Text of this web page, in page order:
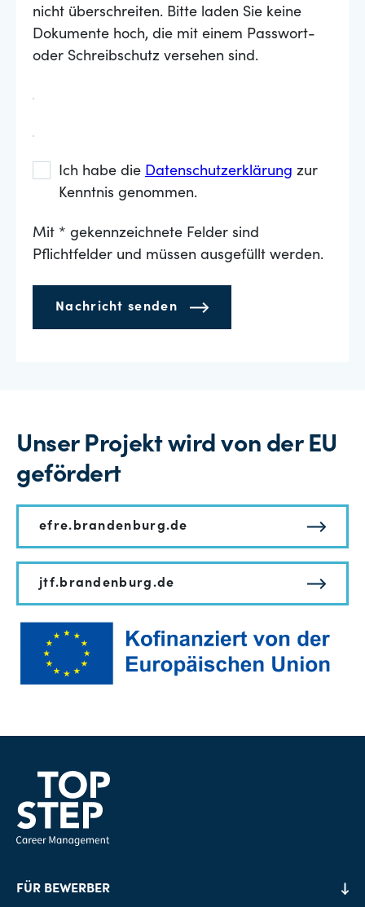
nicht überschreiten. Bitte laden Sie keine
Dokumente hoch, die mit einem Passwort-
oder Schreibschutz versehen sind.
Ich habe die Datenschutzerklärung zur
Kenntnis genommen.
Mit * gekennzeichnete Felder sind
Pflichtfelder und müssen ausgefüllt werden.
Nachricht senden
Unser Projekt wird von der EU
gefördert
efre.brandenburg.de
jtf.brandenburg.de
FÜR BEWERBER